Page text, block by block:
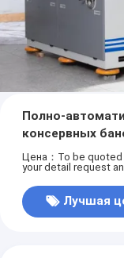
Полно-
консервных
модели ZDFH-
банок 450 CPM
Цена：To be
your detail request
Лучшая